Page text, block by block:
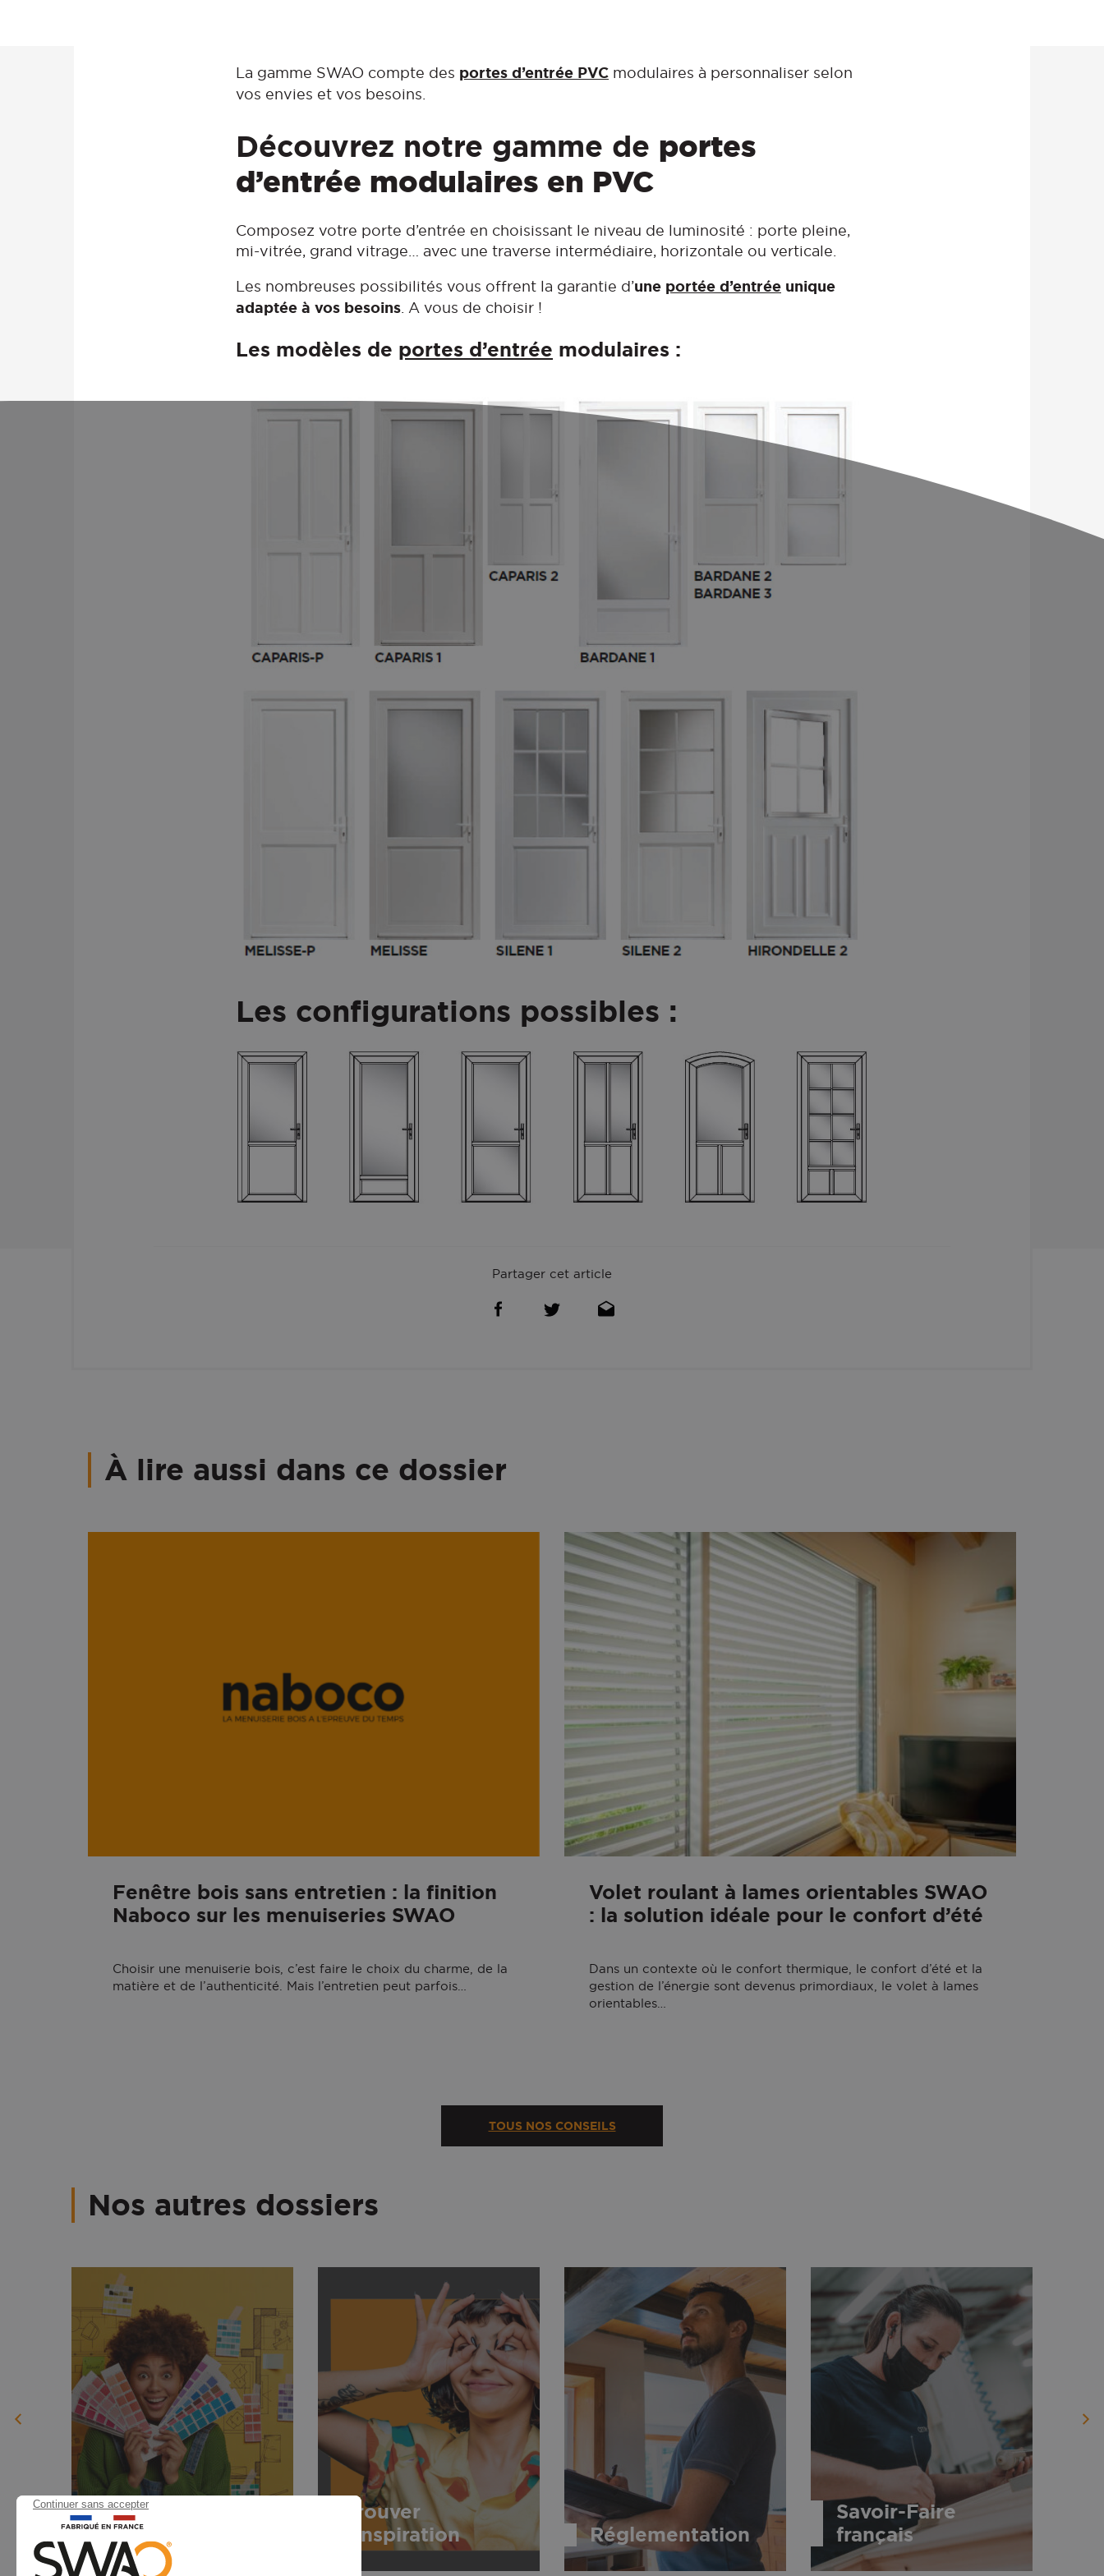
La gamme SWAO compte des portes d’entrée PVC modulaires à personnaliser selon
vos envies et vos besoins.
Découvrez notre gamme de portes
d’entrée modulaires en PVC
Composez votre porte d’entrée en choisissant le niveau de luminosité : porte pleine,
mi-vitrée, grand vitrage… avec une traverse intermédiaire, horizontale ou verticale.
Les nombreuses possibilités vous offrent la garantie d’une portée d’entrée unique
adaptée à vos besoins. A vous de choisir !
Les modèles de portes d’entrée modulaires :
Les configurations possibles :
Partager cet article
À lire aussi dans ce dossier
Fenêtre bois sans entretien : la finition
Naboco sur les menuiseries SWAO
Choisir une menuiserie bois, c’est faire le choix du charme, de la
matière et de l’authenticité. Mais l’entretien peut parfois…
Volet roulant à lames orientables SWAO
: la solution idéale pour le confort d’été
Dans un contexte où le confort thermique, le confort d’été et la
gestion de l’énergie sont devenus primordiaux, le volet à lames
orientables…
TOUS NOS CONSEILS
Nos autres dossiers
Choisir
Trouver
l'inspiration
Réglementation
Savoir-Faire
français